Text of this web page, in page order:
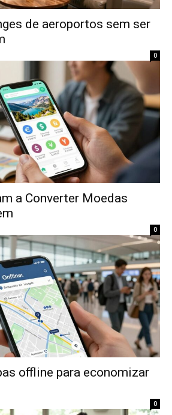
de aeroportos sem ser
0
a Converter Moedas
0
offline para economizar
0